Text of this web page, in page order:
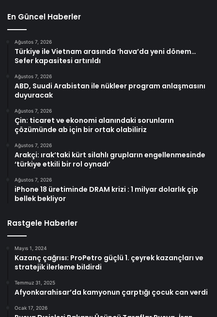
En Güncel Haberler
Ağustos 7, 2026
Türkiye ile Vietnam arasında ‘hava’da yeni dönem…
Sefer kapasitesi artırıldı
Ağustos 7, 2026
ABD, Suudi Arabistan ile nükleer program anlaşmasını
duyuracak
Ağustos 7, 2026
Çin: ticaret ve ekonomi alanındaki sorunların
çözümünde ab için bir ortak olabiliriz
Ağustos 7, 2026
Arakçi: ırak’taki kürt silahlı grupların engellenmesinde
‘türkiye etkili bir rol oynadı’
Ağustos 7, 2026
iPhone 18 üretiminde DRAM krizi : 1 milyar dolarlık çip
bellek bekliyor
Rastgele Haberler
Mayıs 1, 2024
Kazanç çağrısı: ProPetro güçlü 1. çeyrek kazançları ve
stratejik ilerleme bildirdi
Temmuz 31, 2025
Afyonkarahisar’da kamyonun çarptığı çocuk can verdi
Ocak 17, 2026